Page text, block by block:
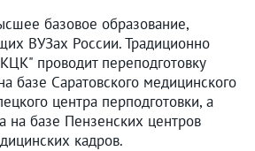
базовое образование,
ВУЗах России. Традиционно
проводит переподготовку
базе Саратовского медицинского
центра перподготовки, а
на базе Пензенских центров
кадров.